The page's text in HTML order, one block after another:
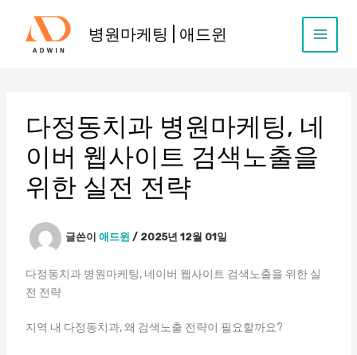
병원마케팅 | 애드윈
다정동치과 병원마케팅, 네
이버 웹사이트 검색노출을
위한 실전 전략
글쓴이 애드윈 / 2025년 12월 01일
다정동치과 병원마케팅, 네이버 웹사이트 검색노출을 위한 실
전 전략
지역 내 다정동치과, 왜 검색노출 전략이 필요할까요?